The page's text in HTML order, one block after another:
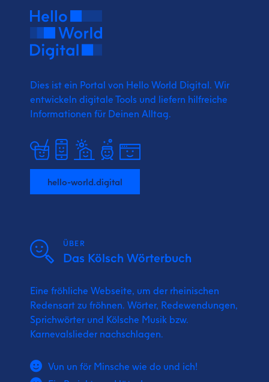
Dies ist ein Portal von Hello World Digital. Wir
entwickeln digitale Tools und liefern hilfreiche
Informationen für Deinen Alltag.
hello-world.digital
ÜBER
Das Kölsch Wörterbuch
Eine fröhliche Webseite, um der rheinischen
Redensart zu fröhnen. Wörter, Redewendungen,
Sprichwörter und Kölsche Musik bzw.
Karnevalslieder nachschlagen.
Vun un för Minsche wie do und ich!